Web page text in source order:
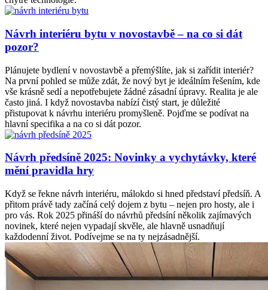
Návrh interiéru bytu v novostavbě – na co si dát
pozor?
Plánujete bydlení v novostavbě a přemýšlíte, jak si zařídit interiér?
Na první pohled se může zdát, že nový byt je ideálním řešením, kde
vše krásně sedí a nepotřebujete žádné zásadní úpravy. Realita je ale
často jiná. I když novostavba nabízí čistý start, je důležité
přistupovat k návrhu interiéru promyšleně. Pojďme se podívat na
hlavní specifika a na co si dát pozor.
Návrh předsíně 2025: Novinky a vychytávky, které
mění pravidla hry
Když se řekne návrh interiéru, málokdo si hned představí předsíň. A
přitom právě tady začíná celý dojem z bytu – nejen pro hosty, ale i
pro vás. Rok 2025 přináší do návrhů předsíní několik zajímavých
novinek, které nejen vypadají skvěle, ale hlavně usnadňují
každodenní život. Podívejme se na ty nejzásadnější.